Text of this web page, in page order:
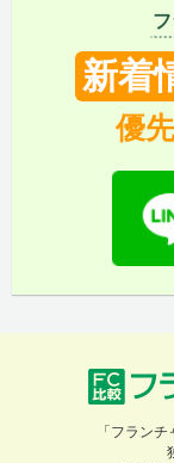
新着
優
「フラン